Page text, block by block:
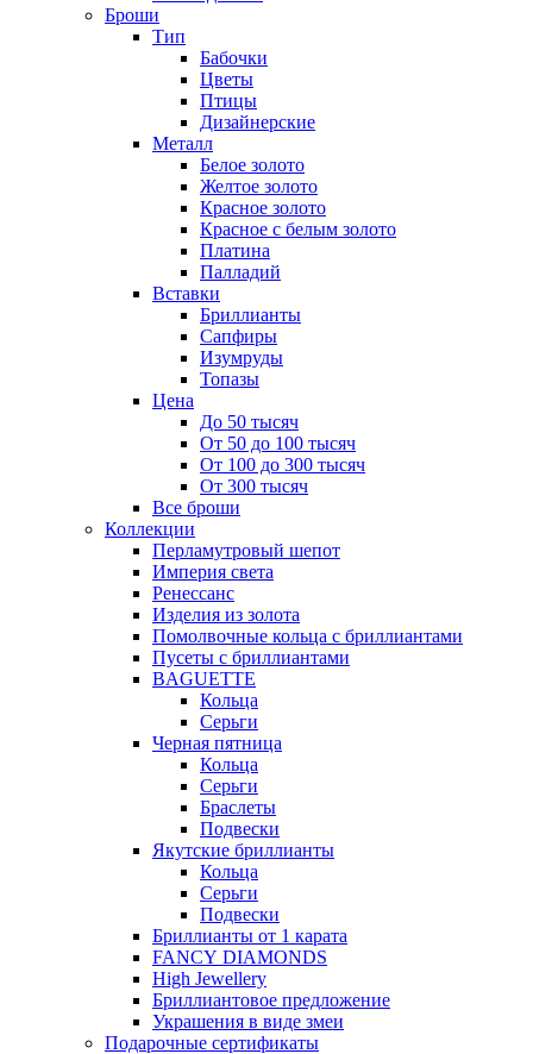
Броши
Тип
Бабочки
Цветы
Птицы
Дизайнерские
Металл
Белое золото
Желтое золото
Красное золото
Красное с белым золото
Платина
Палладий
Вставки
Бриллианты
Сапфиры
Изумруды
Топазы
Цена
До 50 тысяч
От 50 до 100 тысяч
От 100 до 300 тысяч
От 300 тысяч
Все броши
Коллекции
Перламутровый шепот
Империя света
Ренессанс
Изделия из золота
Помолвочные кольца с бриллиантами
Пусеты с бриллиантами
BAGUETTE
Кольца
Серьги
Черная пятница
Кольца
Серьги
Браслеты
Подвески
Якутские бриллианты
Кольца
Серьги
Подвески
Бриллианты от 1 карата
FANCY DIAMONDS
High Jewellery
Бриллиантовое предложение
Украшения в виде змеи
Подарочные сертификаты